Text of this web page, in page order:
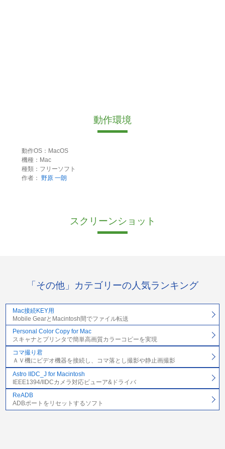
動作環境
動作OS：MacOS
機種：Mac
種類：フリーソフト
作者： 野原 一朗
スクリーンショット
「その他」カテゴリーの人気ランキング
Mac接続KEY用
Mobile GearとMacintosh間でファイル転送
Personal Color Copy for Mac
スキャナとプリンタで簡単高画質カラーコピーを実現
コマ撮り君
ＡＶ機にビデオ機器を接続し、コマ落とし撮影や静止画撮影
Astro IIDC_J for Macintosh
IEEE1394/IIDCカメラ対応ビューア&ドライバ
ReADB
ADBポートをリセットするソフト